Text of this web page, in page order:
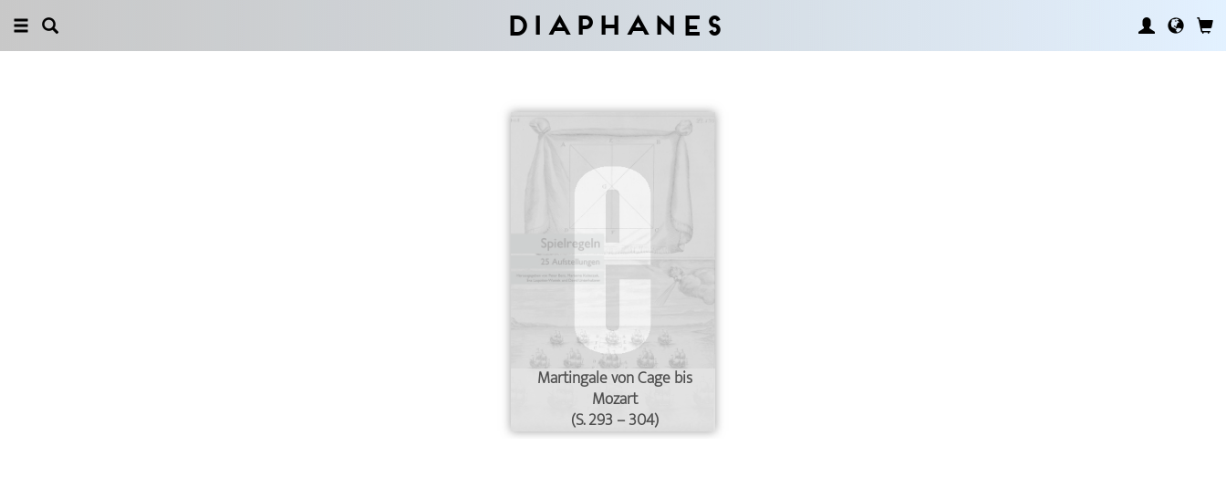
Diaphanes
Martingale von Cage bis
Mozart
(S. 293 – 304)